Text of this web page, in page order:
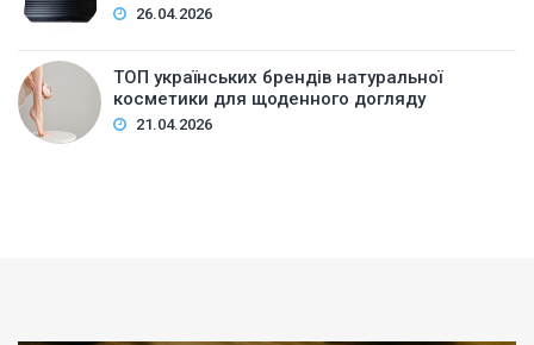
26.04.2026
ТОП українських брендів натуральної
косметики для щоденного догляду
21.04.2026